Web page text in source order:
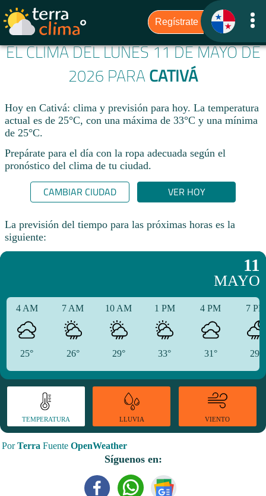
EL CLIMA DEL LUNES 11 DE MAYO DE
2026 PARA CATIVÁ
Hoy en Cativá: clima y previsión para hoy. La temperatura
actual es de 25°C, con una máxima de 33°C y una mínima
de 25°C.​
Prepárate para el día con la ropa adecuada según el
pronóstico del clima de tu ciudad.​
CAMBIAR CIUDAD VER HOY
La previsión del tiempo para las próximas horas es la
siguiente:
11
MAYO
4 AM
25°
7 AM
26°
10 AM
29°
1 PM
33°
4 PM
31°
7
29°
TEMPERATURA LLUVIA VIENTO
PorTerra Fuente OpenWeather
Síguenos en: